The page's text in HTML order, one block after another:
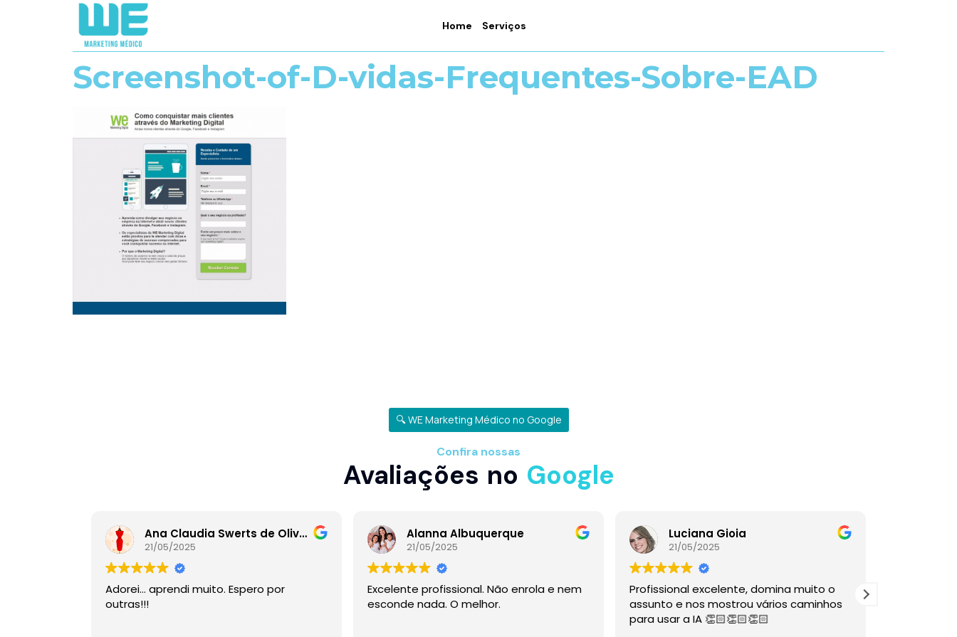
Home Serviços
Screenshot-of-D-vidas-Frequentes-Sobre-EAD
🔍 WE Marketing Médico no Google
Confira nossas
Avaliações no Google
Ana Claudia Swerts de Oliveira
21/05/2025
Adorei… aprendi muito. Espero por
outras!!!
Alanna Albuquerque
21/05/2025
Excelente profissional. Não enrola e nem
esconde nada. O melhor.
Luciana Gioia
21/05/2025
Profissional excelente, domina muito o
assunto e nos mostrou vários caminhos
para usar a IA 👏🏻👏🏻👏🏻